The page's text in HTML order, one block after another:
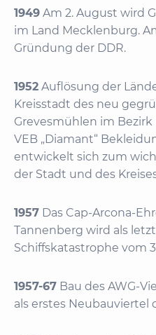
1949 Am 2. August wird
im Land Mecklenburg.
Gründung der DDR.
1952 Auflösung der
Kreisstadt des neu
Grevesmühlen im
VEB „Diamant“
entwickelt sich zum
der Stadt und des
1957 Das Cap-Arcona-
Tannenberg wird als
Schiffskatastrophe vom
1957-67 Bau des AWG-
als erstes Neubauviertel